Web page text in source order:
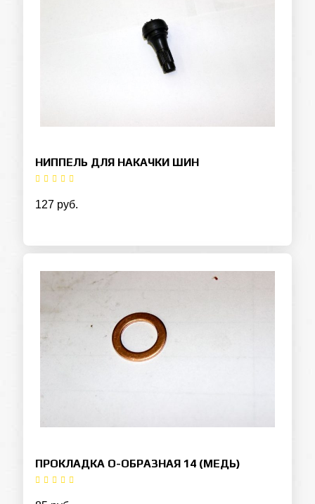
НИППЕЛЬ ДЛЯ НАКАЧКИ ШИН
127 руб.
ПРОКЛАДКА О-ОБРАЗНАЯ 14 (МЕДЬ)